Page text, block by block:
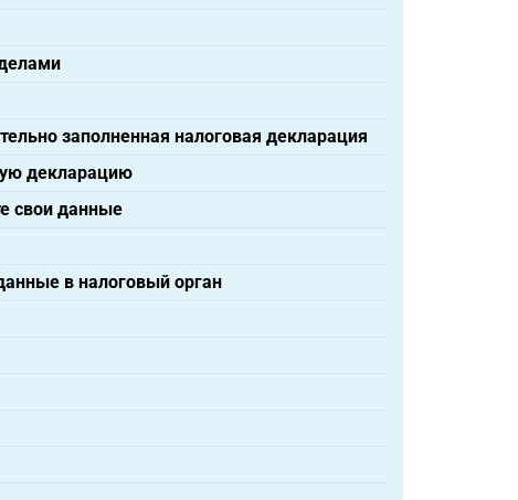
заполненная налоговая декларация
декларацию
свои данные
в налоговый орган